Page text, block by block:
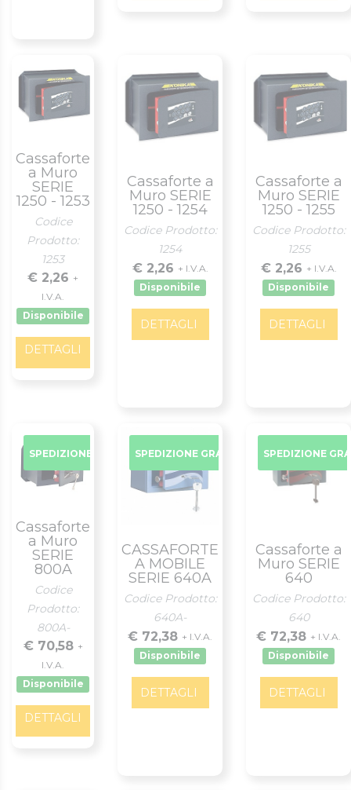
Cassaforte
a Muro
SERIE
1250 - 1253
Codice
Prodotto:
1253
€ 2,26 +
I.V.A.
Disponibile
DETTAGLI
Cassaforte a
Muro SERIE
1250 - 1254
Codice Prodotto:
1254
€ 2,26 + I.V.A.
Disponibile
DETTAGLI
Cassaforte a
Muro SERIE
1250 - 1255
Codice Prodotto:
1255
€ 2,26 + I.V.A.
Disponibile
DETTAGLI
SPEDIZIONE GRATUITA
Cassaforte
a Muro
SERIE
800A
Codice
Prodotto:
800A-
€ 70,58 +
I.V.A.
Disponibile
DETTAGLI
SPEDIZIONE GRATUITA
CASSAFORTE
A MOBILE
SERIE 640A
Codice Prodotto:
640A-
€ 72,38 + I.V.A.
Disponibile
DETTAGLI
SPEDIZIONE
Cassaforte a
Muro SERIE
640
Codice Prodotto:
640
€ 72,38 + I.V.A.
Disponibile
DETTAGLI